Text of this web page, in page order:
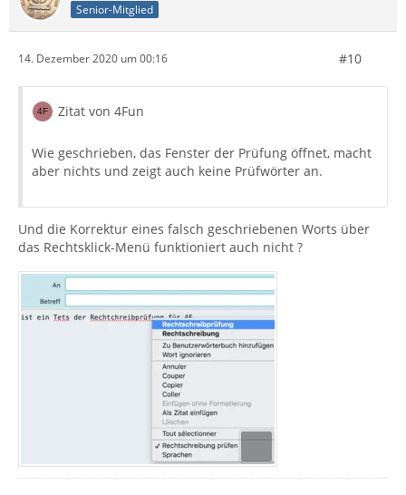
Senior-Mitglied
14. Dezember 2020 um 00:16 #10
Zitat von 4Fun
Wie geschrieben, das Fenster der Prüfung öffnet, macht
aber nichts und zeigt auch keine Prüfwörter an.
Und die Korrektur eines falsch geschriebenen Worts über
das Rechtsklick-Menü funktioniert auch nicht ?